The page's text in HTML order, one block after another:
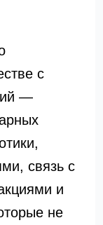
с
—
связь с
и
не